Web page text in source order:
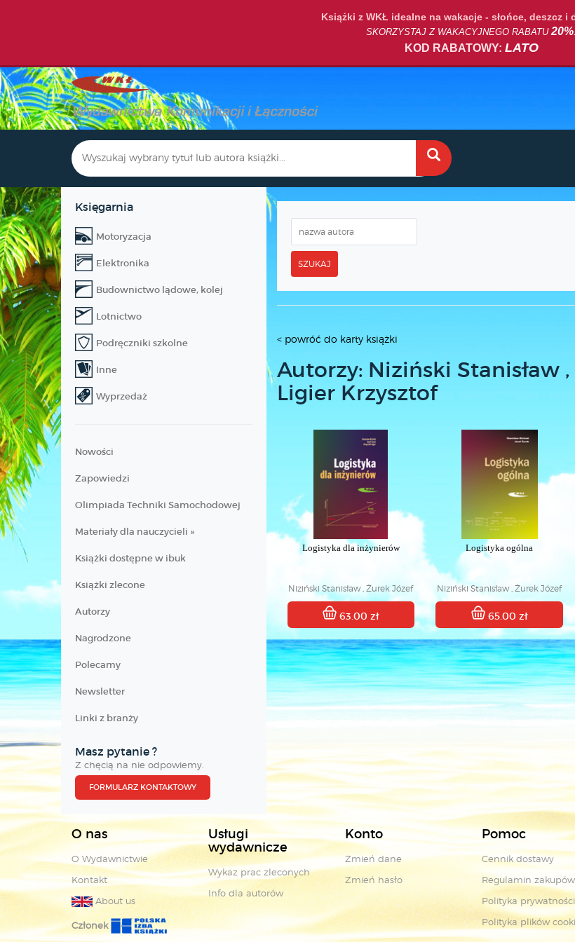
Książki z WKŁ idealne na wakacje - słońce, deszcz i
SKORZYSTAJ Z WAKACYJNEGO RABATU20%.
KOD RABATOWY: LATO
Księgarnia
Motoryzacja
Elektronika
Budownictwo lądowe, kolej
Lotnictwo
Podręczniki szkolne
Inne
Wyprzedaż
Nowości
Zapowiedzi
Olimpiada Techniki Samochodowej
Materiały dla nauczycieli »
Książki dostępne w ibuk
Książki zlecone
Autorzy
Nagrodzone
Polecamy
Newsletter
Linki z branży
Masz pytanie ?
Z chęcią na nie odpowiemy.
FORMULARZ KONTAKTOWY
SZUKAJ
< powróć do karty książki
Autorzy: Niziński Stanisław
Ligier Krzysztof
Logistyka dla inżynierów
Niziński Stanisław , Żurek Józef
, Ligier Krzysztof
63.00 zł
Logistyka ogólna
Niziński Stanisław , Żurek Józef
65.00 zł
O nas
O Wydawnictwie
Kontakt
About us
Członek
Usługi
wydawnicze
Wykaz prac zleconych
Info dla autorów
Konto
Zmień dane
Zmień hasło
Pomoc
Cennik dostawy
Regulamin zakupów
Polityka prywatności
Polityka plików